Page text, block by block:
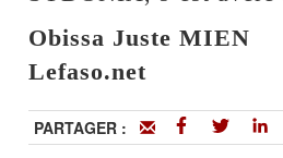
Obissa Juste MIEN
Lefaso.net
PARTAGER :